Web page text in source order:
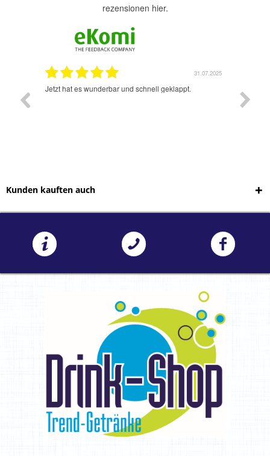
rezensionen hier.
31.07.2025
Jetzt hat es wunderbar und schnell geklappt.
Kunden kauften auch